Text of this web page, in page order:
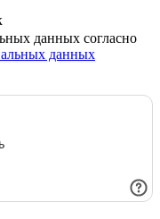
данных согласно
данных